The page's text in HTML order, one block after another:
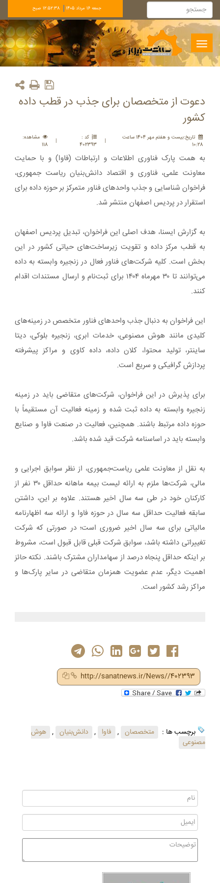
جمعه 16 مرداد 1405 12:52:38 صبح
Toggle
navigation
دعوت از متخصصان برای جذب در قطب داده
کشور
تاريخ:بيست و هفتم مهر 1404 ساعت
10:28
|
کد :
402393
|
مشاهده:
118
به همت پارک فناوری اطلاعات و ارتباطات (فاوا) و با حمایت
معاونت علمی، فناوری و اقتصاد دانش‌بنیان ریاست‌ جمهوری،
فراخوان شناسایی و جذب واحدهای فناور متمرکز بر حوزه داده برای
استقرار در پردیس اصفهان منتشر شد.
به گزارش ایسنا، هدف اصلی این فراخوان، تبدیل پردیس اصفهان
به قطب مرکز داده و تقویت زیرساخت‌های حیاتی کشور در این
بخش است. کلیه شرکت‌های فناور فعال در زنجیره وابسته به داده
می‌توانند تا ۳۰ مهرماه ۱۴۰۴ برای ثبت‌نام و ارسال مستندات اقدام
کنند.
این فراخوان به دنبال جذب واحدهای فناور متخصص در زمینه‌های
کلیدی مانند هوش مصنوعی، خدمات ابری، زنجیره بلوکی، دیتا
ساینتر، تولید محتوا، کلان داده، داده کاوی و مراکز پیشرفته
پردازش گرافیکی و سریع است.
برای پذیرش در این فراخوان، شرکت‌های متقاضی باید در زمینه
زنجیره وابسته به داده ثبت شده و زمینه فعالیت آن مستقیماً با
حوزه داده مرتبط باشند. همچنین، فعالیت در صنعت فاوا و صنایع
وابسته باید در اساسنامه شرکت قید شده باشد.
به نقل از معاونت علمی ریاست‌جمهوری، از نظر سوابق اجرایی و
مالی، شرکت‌ها ملزم به ارائه لیست بیمه ماهانه حداقل ۳۰ نفر از
کارکنان خود در طی سه سال اخیر هستند. علاوه بر این، داشتن
سابقه فعالیت حداقل سه سال در حوزه فاوا و ارائه سه اظهارنامه
مالیاتی برای سه سال اخیر ضروری است؛ در صورتی که شرکت
تغییراتی داشته باشد، سوابق شرکت قبلی قابل قبول است، مشروط
بر اینکه حداقل پنجاه درصد از سهامداران مشترک باشند. نکته حائز
اهمیت دیگر، عدم عضویت همزمان متقاضی در سایر پارک‌ها و
مراکز رشد کشور است.
http://sanatnews.ir/News//402393
برچسب ها : متخصصان , فاوا , دانش‌بنیان , هوش
مصنوعی